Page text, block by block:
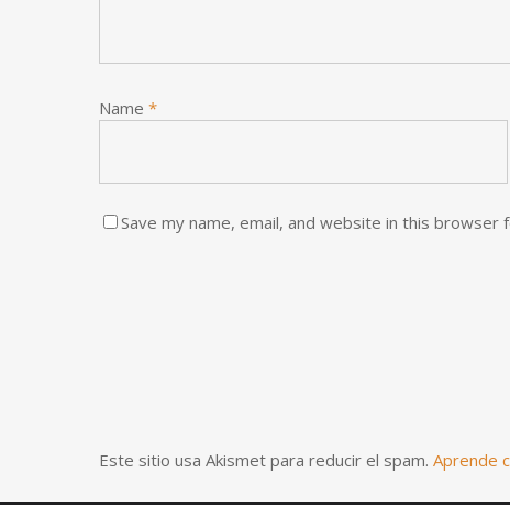
Name *
Save my name, email, and website in this
Este sitio usa Akismet para reducir el spam. Aprende